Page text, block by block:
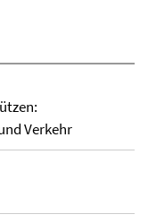
Verkehr